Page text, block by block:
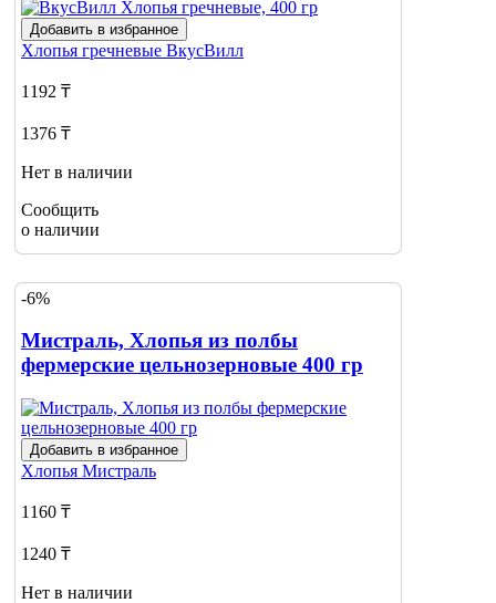
Добавить в избранное
Хлопья гречневые ВкусВилл
1192 ₸
1376 ₸
Нет в наличии
Сообщить
о наличии
-6%
Мистраль, Хлопья из полбы
фермерские цельнозерновые 400 гр
Добавить в избранное
Хлопья Мистраль
1160 ₸
1240 ₸
Нет в наличии